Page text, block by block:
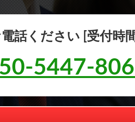
話ください [受付時
5447-